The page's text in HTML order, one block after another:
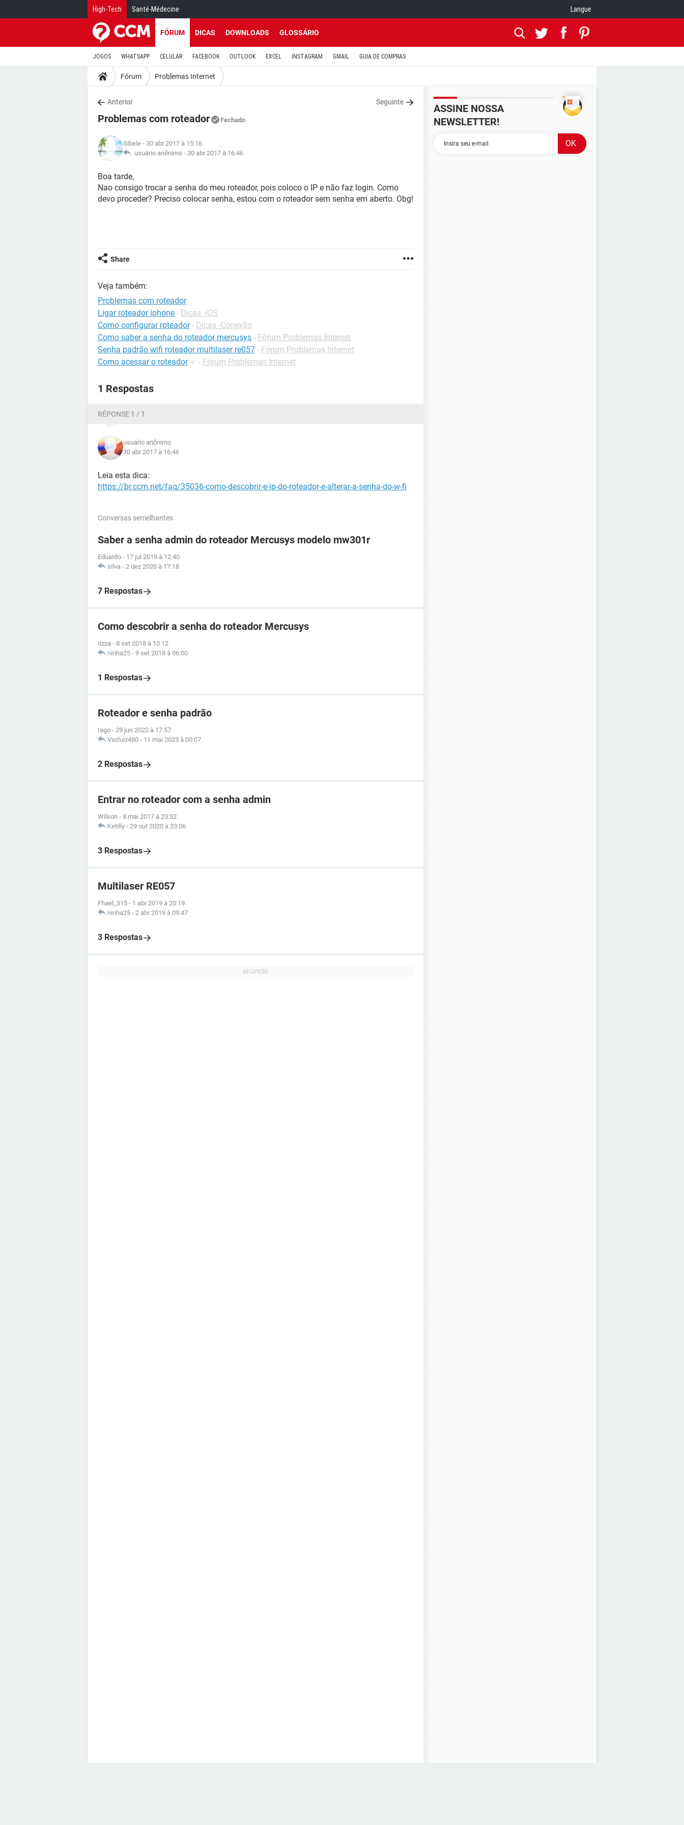
High-Tech Santé-Médecine Langue
FÓRUM DICAS DOWNLOADS GLOSSÁRIO
JOGOS WHATSAPP CELULAR FACEBOOK OUTLOOK EXCEL INSTAGRAM GMAIL GUIA DE COMPRAS
Fórum Problemas Internet
Anterior Seguinte
Problemas com roteador Fechado
Sibele - 30 abr 2017 à 15:16
usuário anônimo - 30 abr 2017 à 16:46
Boa tarde,
Nao consigo trocar a senha do meu roteador, pois coloco o IP e não faz login. Como
devo proceder? Preciso colocar senha, estou com o roteador sem senha em aberto. Obg!
Share
Veja também:
Problemas com roteador
Ligar roteador iphone - Dicas -iOS
Como configurar roteador - Dicas -Conexão
Como saber a senha do roteador mercusys - Fórum Problemas Internet
Senha padrão wifi roteador multilaser re057 - Fórum Problemas Internet
Como acessar o roteador ✓ - Fórum Problemas Internet
1 Respostas
RÉPONSE 1 / 1
usuário anônimo
30 abr 2017 à 16:46
Leia esta dica:
https://br.ccm.net/faq/35036-como-descobrir-e-ip-do-roteador-e-alterar-a-senha-do-w-fi
Conversas semelhantes
Saber a senha admin do roteador Mercusys modelo mw301r
Eduardo - 17 jul 2019 à 12:40
silva - 2 dez 2020 à 17:18
7 Respostas
Como descobrir a senha do roteador Mercusys
Ilzza - 8 set 2018 à 10:12
ninha25 - 9 set 2018 à 06:00
1 Respostas
Roteador e senha padrão
Iago - 29 jun 2022 à 17:57
Vazluiz480 - 11 mai 2023 à 00:07
2 Respostas
Entrar no roteador com a senha admin
Wilson - 8 mai 2017 à 23:52
Ketilly - 29 out 2020 à 23:06
3 Respostas
Multilaser RE057
Fhael_315 - 1 abr 2019 à 20:19
ninha25 - 2 abr 2019 à 09:47
3 Respostas
ASSINE NOSSA
NEWSLETTER!